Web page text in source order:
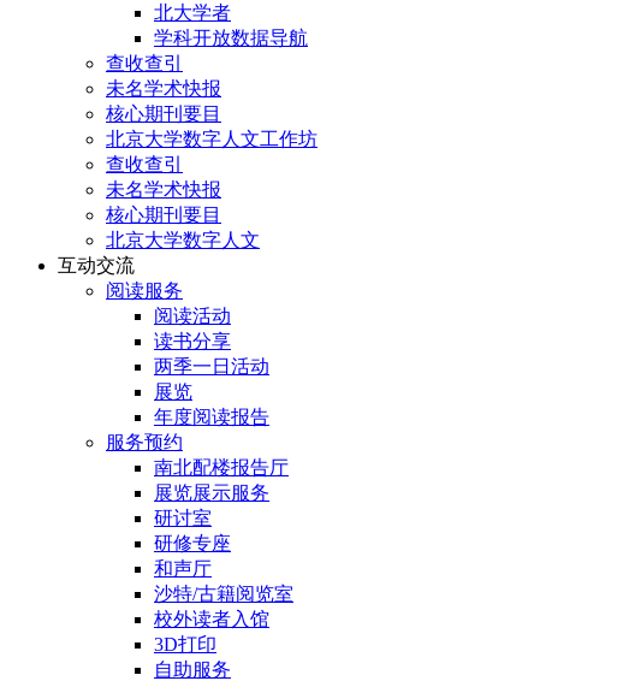
北大学者
学科开放数据导航
查收查引
未名学术快报
核心期刊要目
北京大学数字人文工作坊
查收查引
未名学术快报
核心期刊要目
北京大学数字人文
互动交流
阅读服务
阅读活动
读书分享
两季一日活动
展览
年度阅读报告
服务预约
南北配楼报告厅
展览展示服务
研讨室
研修专座
和声厅
沙特/古籍阅览室
校外读者入馆
3D打印
自助服务